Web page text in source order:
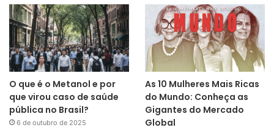
O que é o Metanol e por
que virou caso de saúde
pública no Brasil?
6 de outubro de 2025
As 10 Mulheres Mais Ricas
do Mundo: Conheça as
Gigantes do Mercado
Global